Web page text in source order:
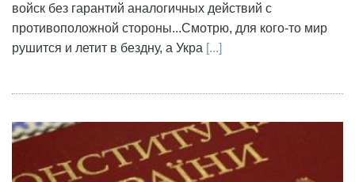
войск без гарантий аналогичных действий с
противоположной стороны...Смотрю, для кого-то мир
рушится и летит в бездну, а Укра [...]